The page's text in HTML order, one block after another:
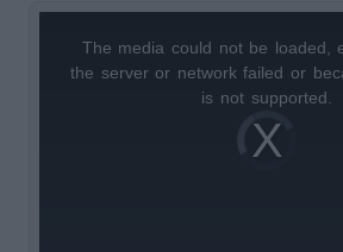
Video
Player
loading.
The media could not be loaded,
the server or network failed or
is not supported.